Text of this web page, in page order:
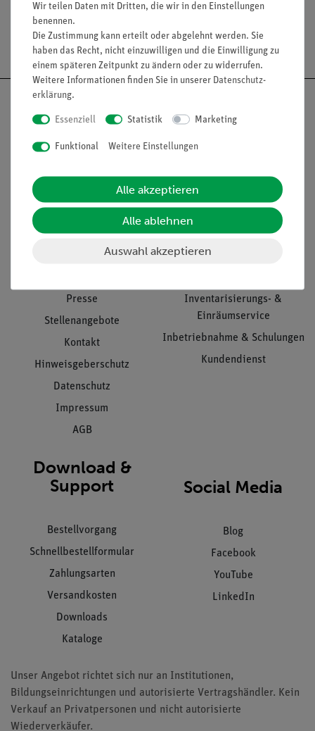
Versandkostenfrei ab 300,- €
Nach oben
Informationen
Unternehmen
Presse
Stellenangebote
Kontakt
Hinweisgeberschutz
Datenschutz
Impressum
AGB
Service
Übersicht Service
Inventarisierungs- &
Einräumservice
Inbetriebnahme & Schulungen
Kundendienst
Download &
Support
Bestellvorgang
Schnellbestellformular
Zahlungsarten
Versandkosten
Downloads
Kataloge
Social Media
Blog
Facebook
YouTube
LinkedIn
Unser Angebot richtet sich nur an Institutionen,
Bildungseinrichtungen und autorisierte Vertragshändler. Kein
Verkauf an Privatpersonen und nicht autorisierte
Wiederverkäufer.
Wir teilen Daten mit Dritten, die wir in den Einstellungen
benennen.
Die Zustimmung kann erteilt oder abgelehnt werden. Sie
haben das Recht, nicht einzuwilligen und die Einwilligung zu
einem späteren Zeitpunkt zu ändern oder zu widerrufen.
Weitere Informationen finden Sie in unserer Daten­schutz­
erklärung.
Essenziell Statistik Marketing
Funktional Weitere Einstellungen
Alle akzeptieren
Alle ablehnen
Auswahl akzeptieren